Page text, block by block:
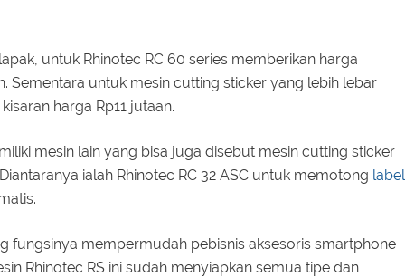
untuk Rhinotec RC 60 series memberikan harga
Sementara untuk mesin cutting sticker yang lebih lebar
harga Rp11 jutaan.
mesin lain yang bisa juga disebut mesin cutting sticker
ialah Rhinotec RC 32 ASC untuk memotong label
fungsinya mempermudah pebisnis aksesoris smartphone
Rhinotec RS ini sudah menyiapkan semua tipe dan